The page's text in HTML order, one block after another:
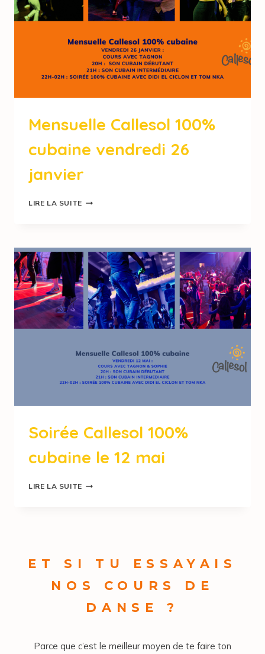
Mensuelle Callesol 100%
cubaine vendredi 26
janvier
LIRE LA SUITE
Soirée Callesol 100%
cubaine le 12 mai
LIRE LA SUITE
ET SI TU ESSAYAIS
NOS COURS DE
DANSE ?
Parce que c’est le meilleur moyen de te faire ton